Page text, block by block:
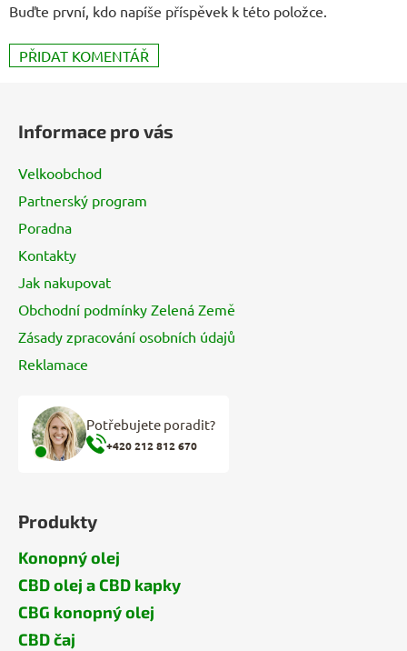
Buďte první, kdo napíše příspěvek k této položce.
PŘIDAT KOMENTÁŘ
Informace pro vás
Velkoobchod
Partnerský program
Poradna
Kontakty
Jak nakupovat
Obchodní podmínky Zelená Země
Zásady zpracování osobních údajů
Reklamace
Potřebujete poradit?
+420 212 812 670
Produkty
Konopný olej
CBD olej a CBD kapky
CBG konopný olej
CBD čaj